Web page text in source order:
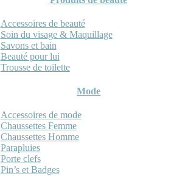
Accessoires de beauté
Soin du visage & Maquillage
Savons et bain
Beauté pour lui
Trousse de toilette
Mode
Accessoires de mode
Chaussettes Femme
Chaussettes Homme
Parapluies
Porte clefs
Pin’s et Badges